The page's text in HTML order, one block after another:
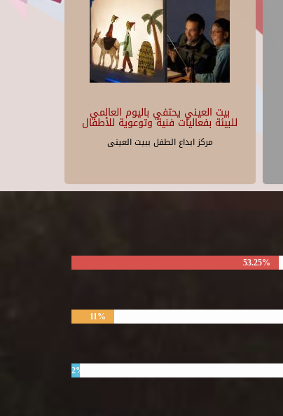
بيت العيني يحتفي باليوم العالمي
للبيئة بفعاليات فنية وتوعوية للأطفال
مركز ابداع الطفل ببيت العينى
53.25%
11%
2%